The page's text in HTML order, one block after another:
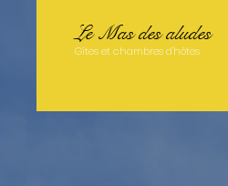
Le Mas des aludes
Gîtes et chambres d'hôtes